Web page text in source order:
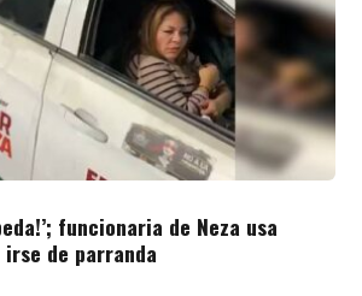
funcionaria de Neza usa
de parranda